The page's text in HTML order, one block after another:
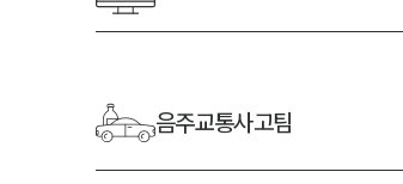
음주교통사고팀